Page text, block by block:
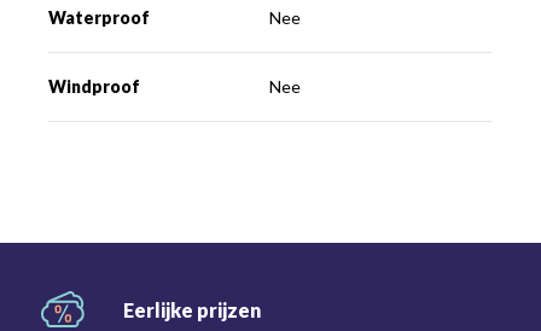
Waterproof Nee
Windproof Nee
Eerlijke prijzen